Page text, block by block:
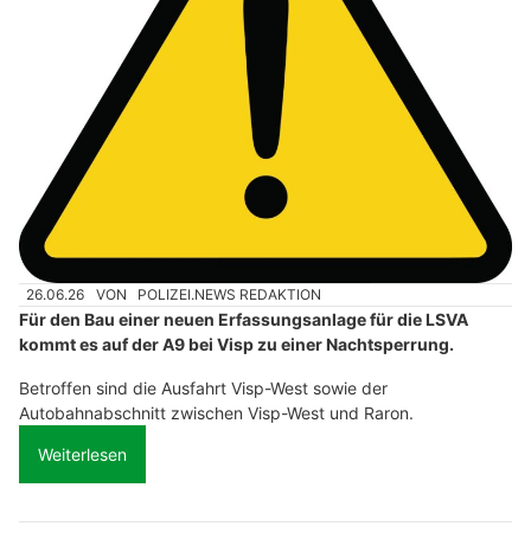
26.06.26 VON POLIZEI.NEWS REDAKTION
Für den Bau einer neuen Erfassungsanlage für die LSVA
kommt es auf der A9 bei Visp zu einer Nachtsperrung.
Betroffen sind die Ausfahrt Visp-West sowie der
Autobahnabschnitt zwischen Visp-West und Raron.
Weiterlesen